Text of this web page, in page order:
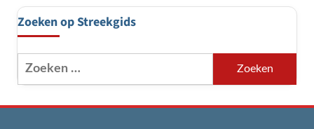
Zoeken op Streekgids
Zoeken
naar: